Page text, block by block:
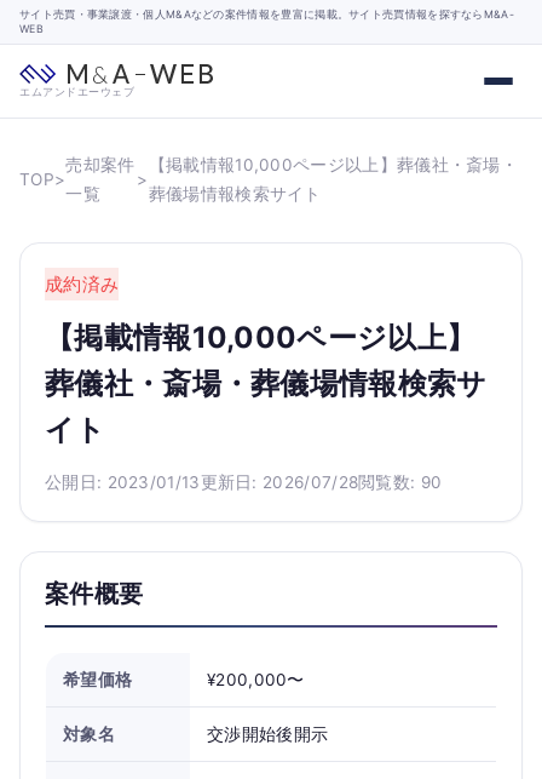
サイト売買・事業譲渡・個人M&Aなどの案件情報を豊富に掲載。サイト売買情報を探すならM&A-
WEB
エムアンドエーウェブ
TOP>
売却案件
一覧
>
【掲載情報10,000ページ以上】葬儀社・斎場・
葬儀場情報検索サイト
成約済み
【掲載情報10,000ページ以上】
葬儀社・斎場・葬儀場情報検索サ
イト
公開日: 2023/01/13更新日: 2026/07/28閲覧数: 90
案件概要
希望価格 ¥200,000〜
対象名 交渉開始後開示